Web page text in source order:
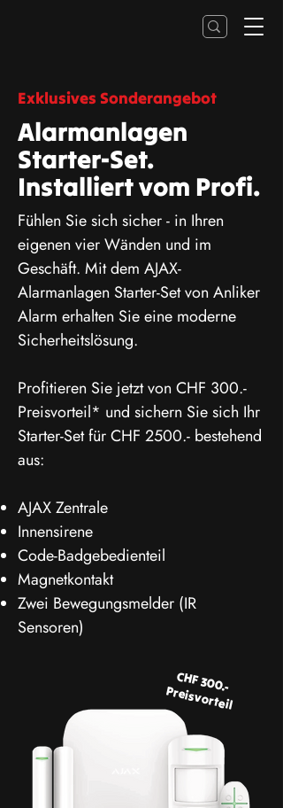
Exklusives Sonderangebot
Alarmanlagen
Starter-Set.
Installiert vom Profi.
Fühlen Sie sich sicher - in Ihren
eigenen vier Wänden und im
Geschäft. Mit dem AJAX-
Alarmanlagen Starter-Set von Anliker
Alarm erhalten Sie eine moderne
Sicherheitslösung.
Profitieren Sie jetzt von CHF 300.-
Preisvorteil* und sichern Sie sich Ihr
Starter-Set für CHF 2500.- bestehend
aus:
AJAX Zentrale
Innensirene
Code-Badgebedienteil
Magnetkontakt
Zwei Bewegungsmelder (IR
Sensoren)
CHF 300.-
Preisvorteil